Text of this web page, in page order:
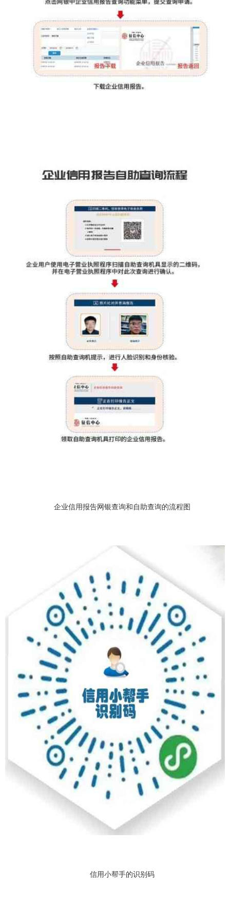
企业信用报告网银查询和自助查询的流程图
信用小帮手的识别码